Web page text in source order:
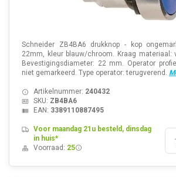
Schneider ZB4BA6 drukknop - kop
22mm, kleur blauw/chroom. Kraag materiaal:
Bevestigingsdiameter: 22 mm. Operator
niet gemarkeerd. Type operator: terugverend.
Artikelnummer: 240432
SKU: ZB4BA6
EAN: 3389110887495
Voor maandag 21u besteld, dinsdag
in huis*
Voorraad: 25